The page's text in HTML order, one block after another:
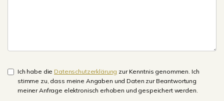
Ich habe die Datenschutzerklärung zur Kenntnis genommen. Ich
stimme zu, dass meine Angaben und Daten zur Beantwortung
meiner Anfrage elektronisch erhoben und gespeichert werden.